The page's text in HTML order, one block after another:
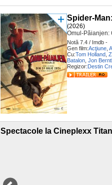
Spider-
(2026)
Omul-Păianjen:
Notă 7.4 / Imdb -
Gen film:Acţiune
Cu:Tom Holland
Batalon Jon
Regizor:Destin
Spectacole la Cineplexx Titan